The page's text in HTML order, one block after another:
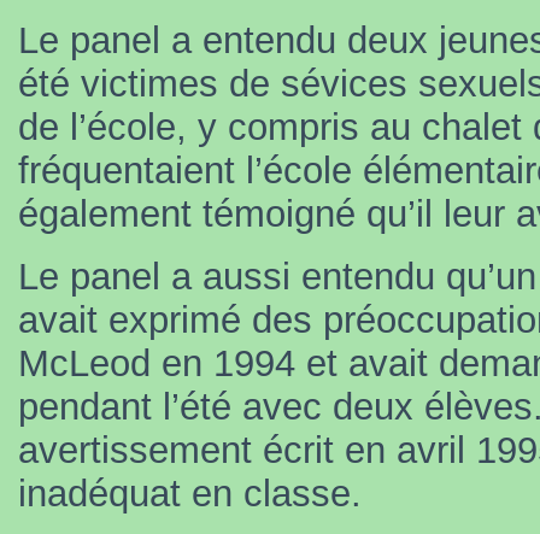
Le panel a entendu deux
été victimes de sévices
de l’école, y compris au
fréquentaient l’école
également témoigné qu’il leur
Le panel a aussi entendu
avait exprimé des
McLeod en 1994 et avait
pendant l’été avec deux
avertissement écrit en avril
inadéquat en classe.